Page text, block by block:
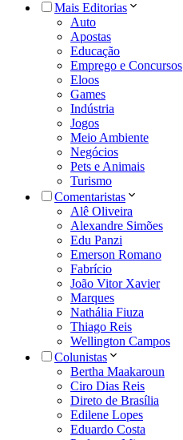
Mais Editorias
Auto
Apostas
Educação
Emprego e Concursos
Eloos
Games
Indústria
Jogos
Meio Ambiente
Negócios
Pets e Animais
Turismo
Comentaristas
Alê Oliveira
Alexandre Simões
Edu Panzi
Emerson Romano
Fabrício
João Vitor Xavier
Marques
Nathália Fiuza
Thiago Reis
Wellington Campos
Colunistas
Bertha Maakaroun
Ciro Dias Reis
Direto de Brasília
Edilene Lopes
Eduardo Costa